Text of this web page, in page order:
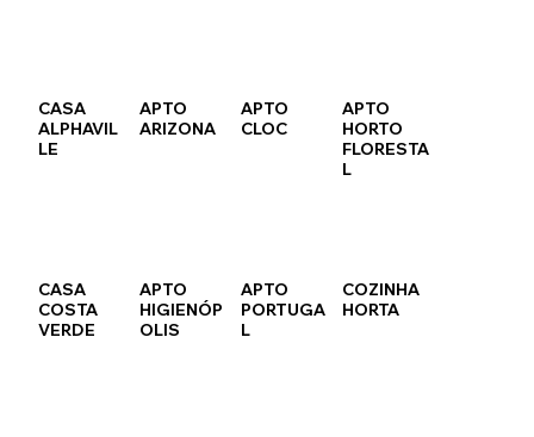
CASA
ALPHAVIL
LE
APTO
ARIZONA
APTO
CLOC
APTO
HORTO
FLORESTA
L
CASA
COSTA
VERDE
APTO
HIGIENÓP
OLIS
APTO
PORTUGA
L
COZINHA
HORTA